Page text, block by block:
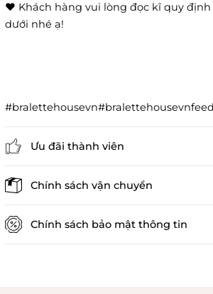
❤️ Khách hàng vui lòng đọc kĩ quy
dưới nhé ạ!
Ưu đãi thành viên
Chính sách vận chuyển
Chính sách bảo mật thông tin